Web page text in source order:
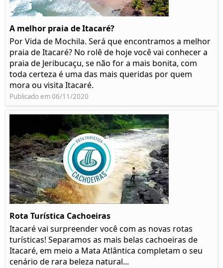
A melhor praia de Itacaré?
Por Vida de Mochila. Será que encontramos a melhor
praia de Itacaré? No rolê de hoje você vai conhecer a
praia de Jeribucaçu, se não for a mais bonita, com
toda certeza é uma das mais queridas por quem
mora ou visita Itacaré.
Publicado em 06/11/2020
Rota Turística Cachoeiras
Itacaré vai surpreender você com as novas rotas
turísticas! Separamos as mais belas cachoeiras de
Itacaré, em meio a Mata Atlântica completam o seu
cenário de rara beleza natural...